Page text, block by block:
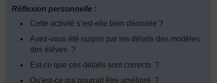
Réflexion personnelle :
Cette activité s’est-elle bien déroulée ?
Avez-vous été surpris par les détails des modèles
des élèves ?
Est-ce que ces détails sont corrects ?
Qu’est-ce qui pourrait être amélioré ?